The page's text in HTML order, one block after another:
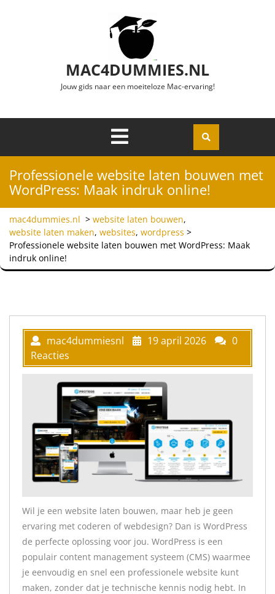
MAC4DUMMIES.NL
Jouw gids naar een moeiteloze Mac-ervaring!
Openen
Professionele website laten bouwen met
WordPress: Maak indruk online!
mac4dummies.nl > website laten bouwen,
website laten maken, websites, wordpress >
Professionele website laten bouwen met WordPress: Maak
indruk online!
mac4dummiesnl 19 april 2026
0
Reacties
Wil je een website laten bouwen, maar heb je geen
ervaring met coderen of webdesign? Dan is WordPress
de perfecte oplossing voor jou. WordPress is een
populair content management systeem (CMS) waarmee
je eenvoudig en snel een professionele website kunt
maken, zonder dat je technische kennis nodig hebt. In